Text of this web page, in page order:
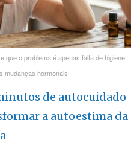
o problema é apenas falta de higiene,
mudanças hormonais
de autocuidado
a autoestima da